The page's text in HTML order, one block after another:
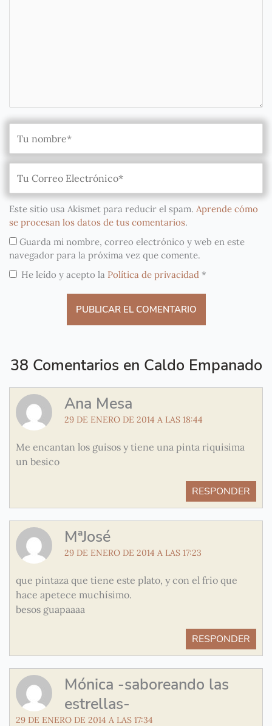
Este sitio usa Akismet para reducir el spam. Aprende cómo
se procesan los datos de tus comentarios.
Guarda mi nombre, correo electrónico y web en este
navegador para la próxima vez que comente.
He leído y acepto la Política de privacidad *
38 Comentarios en Caldo Empanado
Ana Mesa
29 DE ENERO DE 2014 A LAS 18:44
Me encantan los guisos y tiene una pinta riquisima
un besico
RESPONDER
MªJosé
29 DE ENERO DE 2014 A LAS 17:23
que pintaza que tiene este plato, y con el frio que
hace apetece muchísimo.
besos guapaaaa
RESPONDER
Mónica -saboreando las
estrellas-
29 DE ENERO DE 2014 A LAS 17:34